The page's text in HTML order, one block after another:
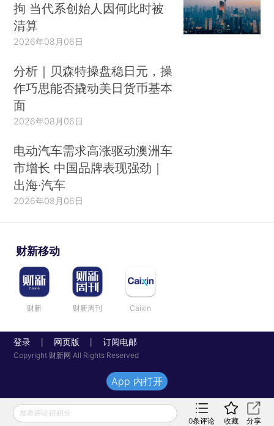
拘 当代系创始人因何此时被
清算
2026年08月06日
分析｜贝森特操盘稳日元，操
作巧思能否撬动美日货币基本
面
2026年08月06日
电动汽车需求高涨驱动澳洲车
市增长 中国品牌表现强劲｜
出海·汽车
2026年08月06日
财新移动
财新 财新周刊 Caixin
登录 网页版 订阅电邮
Copyright 财新网 All Rights Reserved
发表评论得积分
0条评论 收藏 分享
App 内打开